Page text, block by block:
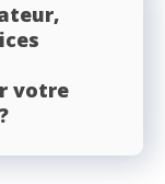
votre